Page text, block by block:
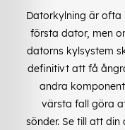
Datorkylning är
första dator, men
datorns kylsystem
definitivt att få
andra
värsta fall göra
sönder. Se till att